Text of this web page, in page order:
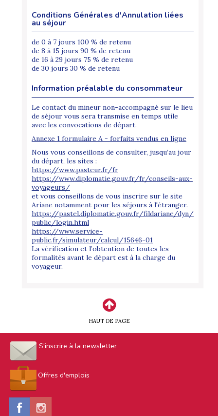
Conditions Générales d'Annulation liées
au séjour
de 0 à 7 jours 100 % de retenu
de 8 à 15 jours 90 % de retenu
de 16 à 29 jours 75 % de retenu
de 30 jours 30 % de retenu
Information préalable du consommateur
Le contact du mineur non-accompagné sur le lieu
de séjour vous sera transmise en temps utile
avec les convocations de départ.
Annexe 1 formulaire A - forfaits vendus en ligne
Nous vous conseillons de consulter, jusqu’au jour
du départ, les sites :
https://www.pasteur.fr/fr
https://www.diplomatie.gouv.fr/fr/conseils-aux-
voyageurs/
et vous conseillons de vous inscrire sur le site
Ariane notamment pour les séjours à l'étranger.
https://pastel.diplomatie.gouv.fr/fildariane/dyn/
public/login.html
https://www.service-
public.fr/simulateur/calcul/15646-01
La vérification et l’obtention de toutes les
formalités avant le départ est à la charge du
voyageur.
HAUT DE PAGE
S'inscrire à la newsletter
Offres d'emplois